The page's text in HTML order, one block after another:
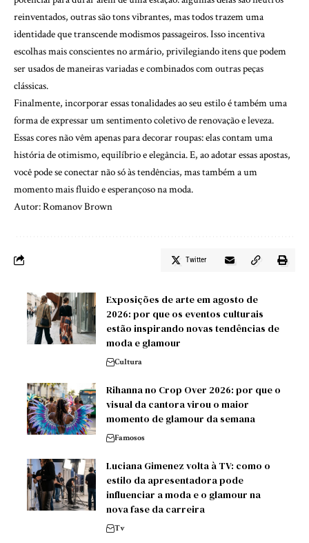
reinventados, outras são tons vibrantes, mas todos trazem uma
identidade que transcende modismos passageiros. Isso incentiva
escolhas mais conscientes no armário, privilegiando itens que podem
ser usados de maneiras variadas e combinados com outras peças
clássicas.
Finalmente, incorporar essas tonalidades ao seu estilo é também uma
forma de expressar um sentimento coletivo de renovação e leveza.
Essas cores não vêm apenas para decorar roupas: elas contam uma
história de otimismo, equilíbrio e elegância. E, ao adotar essas apostas,
você pode se conectar não só às tendências, mas também a um
momento mais fluido e esperançoso na moda.
Autor: Romanov Brown
Twitter
Exposições de arte em agosto de
2026: por que os eventos culturais
estão inspirando novas tendências de
moda e glamour
Cultura
Rihanna no Crop Over 2026: por que o
visual da cantora virou o maior
momento de glamour da semana
Famosos
Luciana Gimenez volta à TV: como o
estilo da apresentadora pode
influenciar a moda e o glamour na
nova fase da carreira
Tv